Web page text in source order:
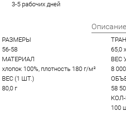
3-5 рабочих дней
Описание
РАЗМЕРЫ
56-58
МАТЕРИАЛ
хлопок 100%, плотность 180 г/м²
ВЕС (1 ШТ.)
80,0 г
65,0
ВЕС
8
58
100